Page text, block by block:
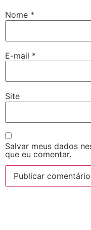
Nome *
E-mail *
Site
Salvar meus dados
que eu comentar.